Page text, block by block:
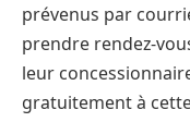
prévenus par
prendre rendez-
leur
gratuitement à